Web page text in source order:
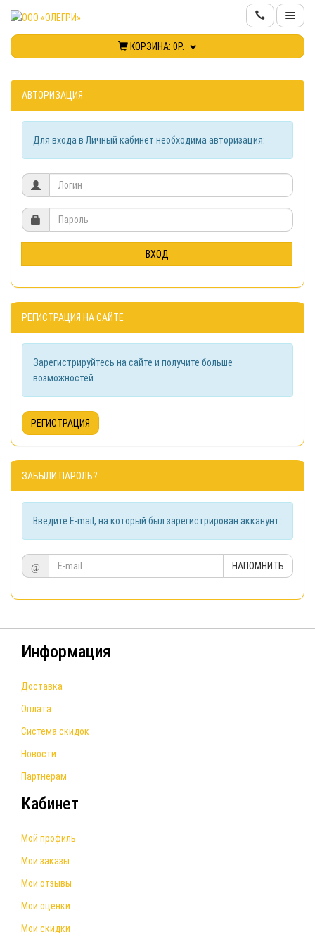
КОРЗИНА: 0Р.
КАТАЛОГ
ИНФОРМАЦИЯ
КОНТАКТЫ
КАБИНЕТ
АВТОРИЗАЦИЯ
Для входа в Личный кабинет необходима авторизация:
ВХОД
РЕГИСТРАЦИЯ НА САЙТЕ
Зарегистрируйтесь на сайте и получите больше
возможностей.
РЕГИСТРАЦИЯ
ЗАБЫЛИ ПАРОЛЬ?
Введите E-mail, на который был зарегистрирован акканунт:
@ НАПОМНИТЬ
Информация
Доставка
Оплата
Система скидок
Новости
Партнерам
Кабинет
Мой профиль
Мои заказы
Мои отзывы
Мои оценки
Мои скидки